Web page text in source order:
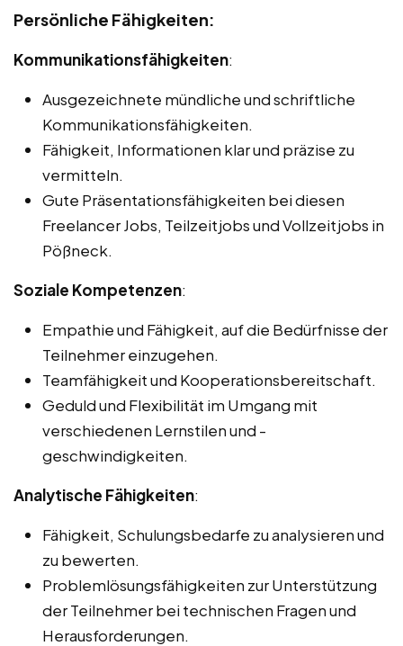
Persönliche Fähigkeiten:
Kommunikationsfähigkeiten:
Ausgezeichnete mündliche und schriftliche
Kommunikationsfähigkeiten.
Fähigkeit, Informationen klar und präzise zu
vermitteln.
Gute Präsentationsfähigkeiten bei diesen
Freelancer Jobs, Teilzeitjobs und Vollzeitjobs in
Pößneck.
Soziale Kompetenzen:
Empathie und Fähigkeit, auf die Bedürfnisse der
Teilnehmer einzugehen.
Teamfähigkeit und Kooperationsbereitschaft.
Geduld und Flexibilität im Umgang mit
verschiedenen Lernstilen und -
geschwindigkeiten.
Analytische Fähigkeiten:
Fähigkeit, Schulungsbedarfe zu analysieren und
zu bewerten.
Problemlösungsfähigkeiten zur Unterstützung
der Teilnehmer bei technischen Fragen und
Herausforderungen.